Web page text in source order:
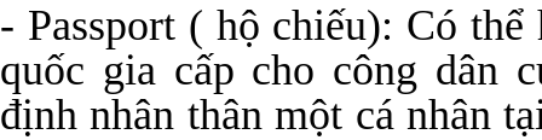
- Passport ( hộ chiếu): Có
quốc gia cấp cho công dân
định nhân thân một cá nhân